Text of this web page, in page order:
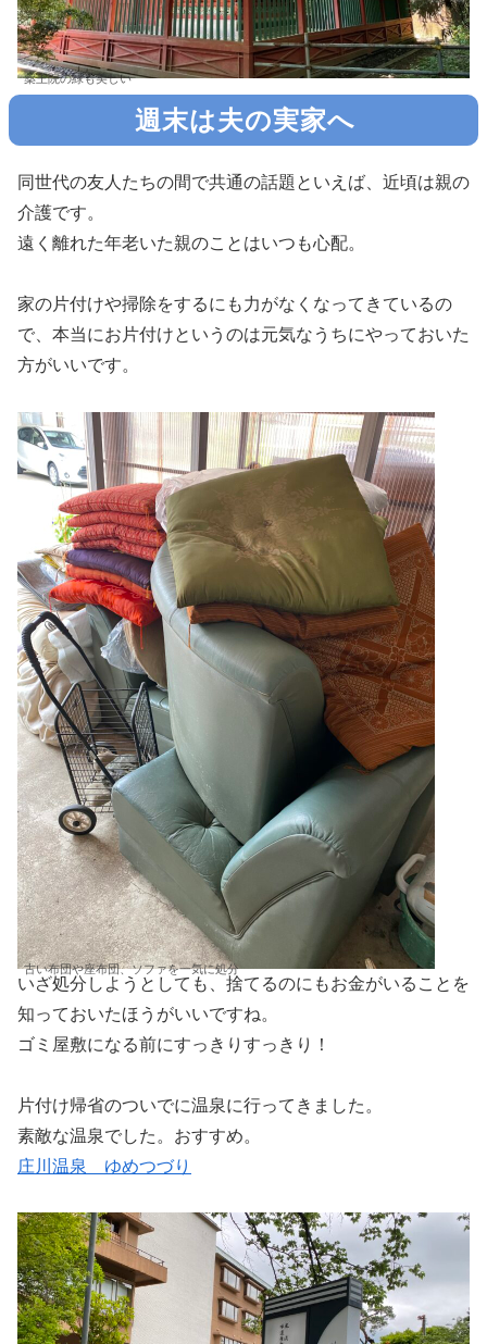
薬王院の緑も美しい
週末は夫の実家へ
同世代の友人たちの間で共通の話題といえば、近頃は親の
介護です。
遠く離れた年老いた親のことはいつも心配。
家の片付けや掃除をするにも力がなくなってきているの
で、本当にお片付けというのは元気なうちにやっておいた
方がいいです。
古い布団や座布団、ソファを一気に処分
いざ処分しようとしても、捨てるのにもお金がいることを
知っておいたほうがいいですね。
ゴミ屋敷になる前にすっきりすっきり！
片付け帰省のついでに温泉に行ってきました。
素敵な温泉でした。おすすめ。
庄川温泉 ゆめつづり